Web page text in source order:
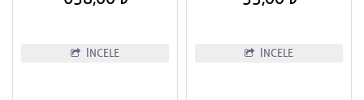
İNCELE İNCELE